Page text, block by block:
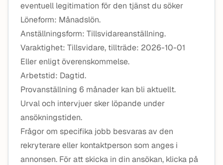
eventuell legitimation för den tjänst du söker
Löneform: Månadslön.
Anställningsform: Tillsvidareanställning.
Varaktighet: Tillsvidare, tillträde: 2026-10-01
Eller enligt överenskommelse.
Arbetstid: Dagtid.
Provanställning 6 månader kan bli aktuellt.
Urval och intervjuer sker löpande under
ansökningstiden.
Frågor om specifika jobb besvaras av den
rekryterare eller kontaktperson som anges i
annonsen. För att skicka in din ansökan, klicka på